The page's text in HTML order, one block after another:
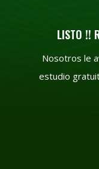
LISTO !!
Nosotros le
estudio